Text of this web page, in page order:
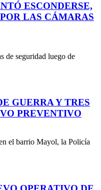
ESCONDERSE,
LAS CÁMARAS
de seguridad luego de
GUERRA Y TRES
PREVENTIVO
el barrio Mayol, la Policía